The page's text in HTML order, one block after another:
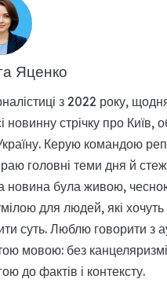
Яценко
з 2022 року,
новинну стрічку про Київ,
Керую командою
головні теми дня й
новина була живою,
для людей, які
суть. Люблю говорити з
мовою: без
до фактів і контексту.